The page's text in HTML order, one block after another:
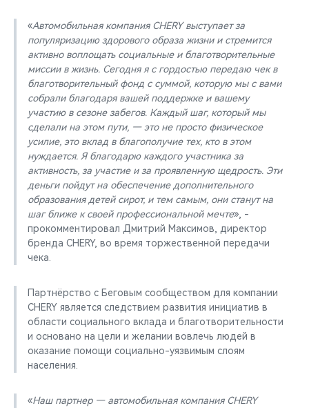
«Автомобильная компания CHERY выступает за
популяризацию здорового образа жизни и стремится
активно воплощать социальные и благотворительные
миссии в жизнь. Сегодня я с гордостью передаю чек в
благотворительный фонд с суммой, которую мы с вами
собрали благодаря вашей поддержке и вашему
участию в сезоне забегов. Каждый шаг, который мы
сделали на этом пути, — это не просто физическое
усилие, это вклад в благополучие тех, кто в этом
нуждается. Я благодарю каждого участника за
активность, за участие и за проявленную щедрость. Эти
деньги пойдут на обеспечение дополнительного
образования детей сирот, и тем самым, они станут на
шаг ближе к своей профессиональной мечте», -
прокомментировал Дмитрий Максимов, директор
бренда CHERY, во время торжественной передачи
чека.
Партнёрство с Беговым сообществом для компании
CHERY является следствием развития инициатив в
области социального вклада и благотворительности
и основано на цели и желании вовлечь людей в
оказание помощи социально-уязвимым слоям
населения.
«Наш партнер — автомобильная компания CHERY